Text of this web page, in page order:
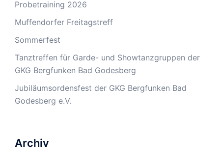
Probetraining 2026
Muffendorfer Freitagstreff
Sommerfest
Tanztreffen für Garde- und Showtanzgruppen der
GKG Bergfunken Bad Godesberg
Jubiläumsordensfest der GKG Bergfunken Bad
Godesberg e.V.
Archiv